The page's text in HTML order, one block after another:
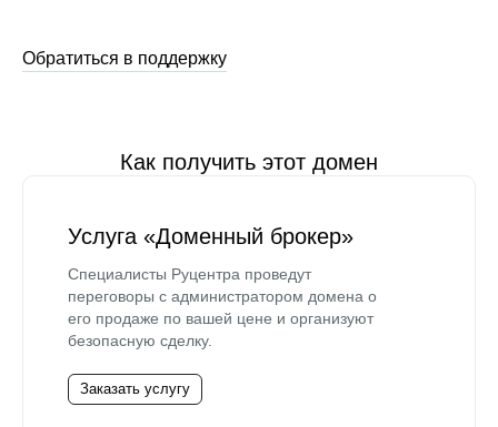
Обратиться в поддержку
Как получить этот домен
Услуга «Доменный брокер»
Специалисты Руцентра проведут
переговоры с администратором домена о
его продаже по вашей цене и организуют
безопасную сделку.
Заказать услугу